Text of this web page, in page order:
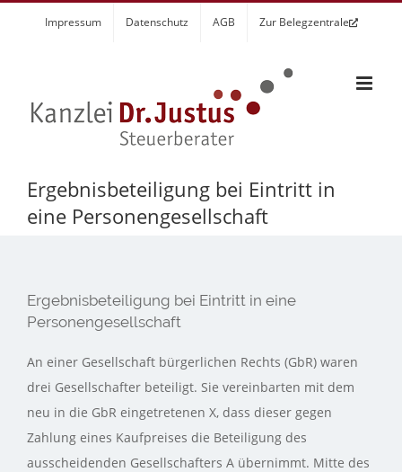
Impressum Datenschutz AGB Zur Belegzentrale
Ergebnisbeteiligung bei Eintritt in
eine Personengesellschaft
Ergebnisbeteiligung bei Eintritt in eine
Personengesellschaft
An einer Gesellschaft bürgerlichen Rechts (GbR) waren
drei Gesellschafter beteiligt. Sie vereinbarten mit dem
neu in die GbR eingetretenen X, dass dieser gegen
Zahlung eines Kaufpreises die Beteiligung des
ausscheidenden Gesellschafters A übernimmt. Mitte des